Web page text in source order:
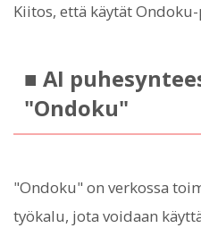
Kiitos, että käytät
■ AI
"Ondoku"
"Ondoku" on verkossa
työkalu, jota voidaan